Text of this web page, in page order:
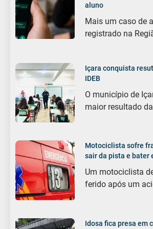
aluno
Mais um caso de
registrado na
Içara conquista
IDEB
O município de
maior resultado
Motociclista sofre
sair da pista e bater
Um motociclista
ferido após um
Idosa fica presa em